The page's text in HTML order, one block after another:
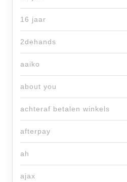
16 jaar
2dehands
aaiko
about you
achteraf betalen winkels
afterpay
ah
ajax